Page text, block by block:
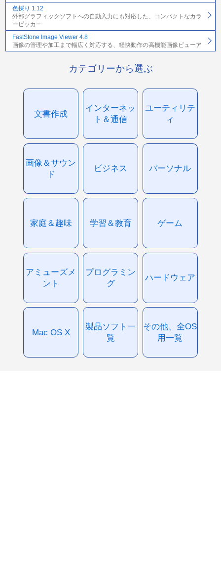
色採り 1.12
外部グラフィックソフトへの自動入力にも対応した、コンパクトなカラ
ーピッカー
FastStone Image Viewer 4.8
画像の管理や加工まで幅広く対応する、軽快動作の高機能画像ビューア
カテゴリーから選ぶ
文書作成
インターネッ
ト＆通信
ユーティリテ
ィ
画像＆サウン
ド
ビジネス パーソナル
家庭＆趣味 学習＆教育 ゲーム
アミューズメ
ント
プログラミン
グ
ハードウェア
Mac OS X
製品ソフト一
覧
その他、全OS
用一覧